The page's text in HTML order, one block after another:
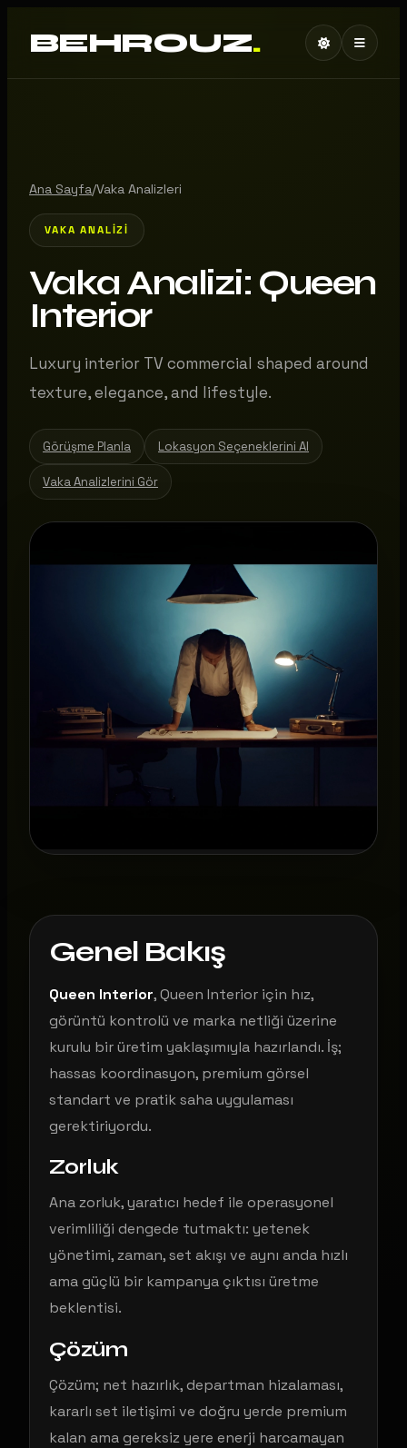
BEHROUZ.
Ana Sayfa/Vaka Analizleri
VAKA ANALIZI
Vaka Analizi: Queen
Interior
Luxury interior TV commercial shaped around
texture, elegance, and lifestyle.
Görüşme Planla Lokasyon Seçeneklerini Al
Vaka Analizlerini Gör
Genel Bakış
Queen Interior, Queen Interior için hız,
görüntü kontrolü ve marka netliği üzerine
kurulu bir üretim yaklaşımıyla hazırlandı. İş;
hassas koordinasyon, premium görsel
standart ve pratik saha uygulaması
gerektiriyordu.
Zorluk
Ana zorluk, yaratıcı hedef ile operasyonel
verimliliği dengede tutmaktı: yetenek
yönetimi, zaman, set akışı ve aynı anda hızlı
ama güçlü bir kampanya çıktısı üretme
beklentisi.
Çözüm
Çözüm; net hazırlık, departman hizalaması,
kararlı set iletişimi ve doğru yerde premium
kalan ama gereksiz yere enerji harcamayan